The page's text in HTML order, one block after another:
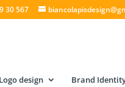
30 567
Logo design Brand